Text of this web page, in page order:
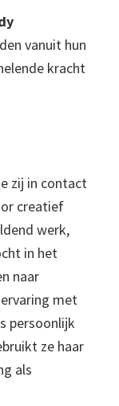
vanuit hun
kracht
zij in contact
creatief
werk,
in het
naar
met
persoonlijk
ze haar
als